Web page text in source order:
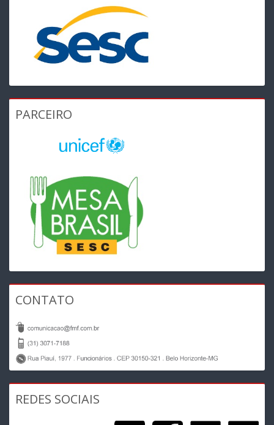
PARCEIRO
CONTATO
REDES SOCIAIS